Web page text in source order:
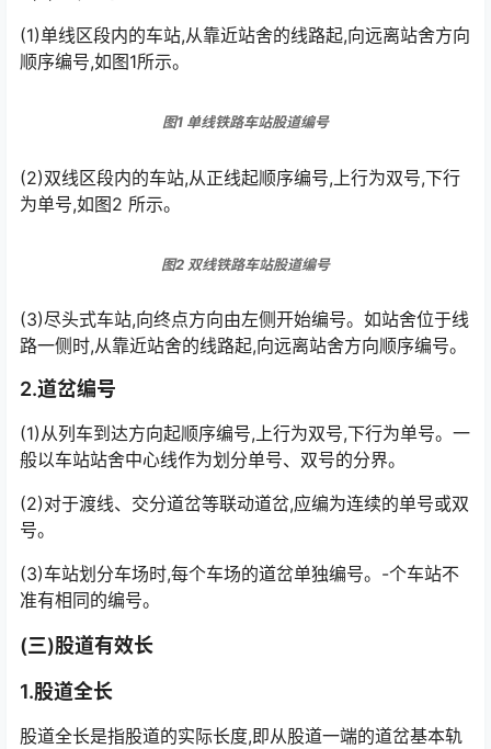
(1)单线区段内的车站,从靠近站舍的线路起,向远离站舍方向
顺序编号,如图1所示。
图1 单线铁路车站股道编号
(2)双线区段内的车站,从正线起顺序编号,上行为双号,下行
为单号,如图2 所示。
图2 双线铁路车站股道编号
(3)尽头式车站,向终点方向由左侧开始编号。如站舍位于线
路一侧时,从靠近站舍的线路起,向远离站舍方向顺序编号。
2.道岔编号
(1)从列车到达方向起顺序编号,上行为双号,下行为单号。一
般以车站站舍中心线作为划分单号、双号的分界。
(2)对于渡线、交分道岔等联动道岔,应编为连续的单号或双
号。
(3)车站划分车场时,每个车场的道岔单独编号。-个车站不
准有相同的编号。
(三)股道有效长
1.股道全长
股道全长是指股道的实际长度,即从股道一端的道岔基本轨